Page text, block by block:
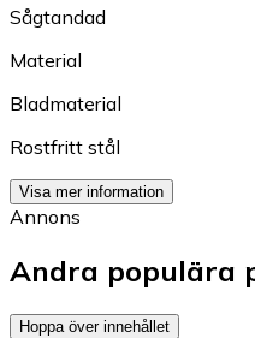
Sågtandad
Material
Bladmaterial
Rostfritt stål
Visa mer information
Annons
Andra populära
Hoppa över innehållet